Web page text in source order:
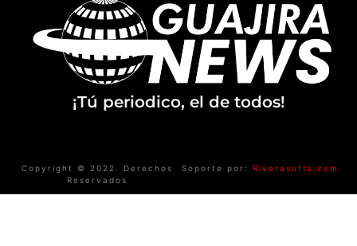
¡Tú periodico, el de todos!
Copyright © 2022. Derechos
Reservados
Soporte por: Riverasofts.com